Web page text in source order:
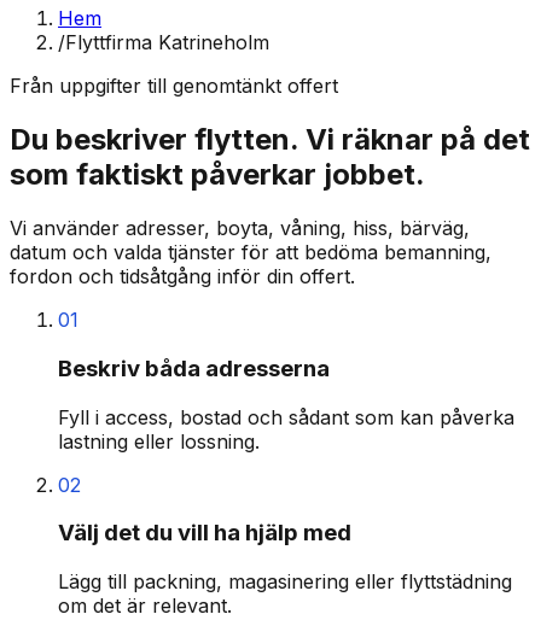
Hem
/Flyttfirma Katrineholm
Från uppgifter till genomtänkt offert
Du beskriver flytten. Vi räknar på det
som faktiskt påverkar jobbet.
Vi använder adresser, boyta, våning, hiss, bärväg,
datum och valda tjänster för att bedöma bemanning,
fordon och tidsåtgång inför din offert.
01
Beskriv båda adresserna
Fyll i access, bostad och sådant som kan påverka
lastning eller lossning.
02
Välj det du vill ha hjälp med
Lägg till packning, magasinering eller flyttstädning
om det är relevant.